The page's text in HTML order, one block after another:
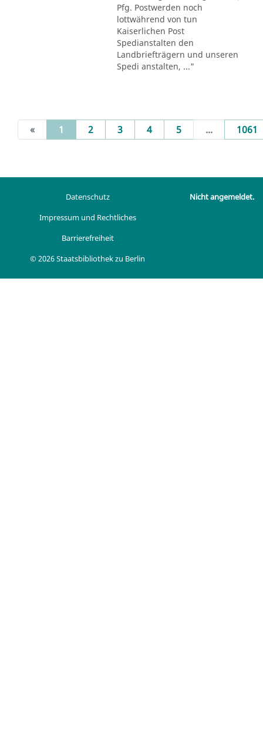
Pfg. Postwerden noch
lottwährend von tun
Kaiserlichen Post
Spedianstalten den
Landbriefträgern und unseren
Spedi anstalten, ..."
« 1 (current)
2 3 4 5 ... 1061
Datenschutz
Impressum und Rechtliches
Barrierefreiheit
© 2026 Staatsbibliothek zu Berlin
Nicht angemeldet.